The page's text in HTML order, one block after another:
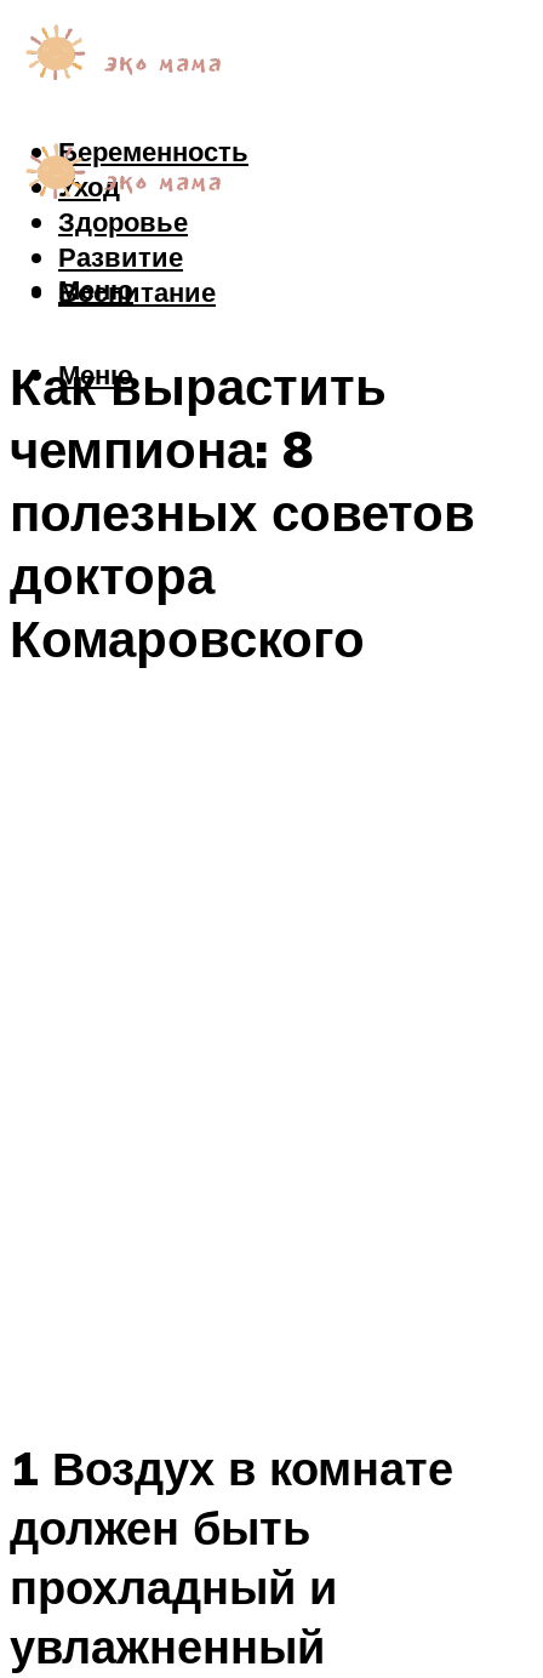
Беременность
Уход
Здоровье
Развитие
Воспитание
Меню
Меню
Как вырастить
чемпиона: 8
полезных советов
доктора
Комаровского
1 Воздух в комнате
должен быть
прохладный и
увлажненный